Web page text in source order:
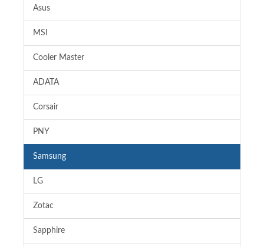
Asus
MSI
Cooler Master
ADATA
Corsair
PNY
Samsung
LG
Zotac
Sapphire